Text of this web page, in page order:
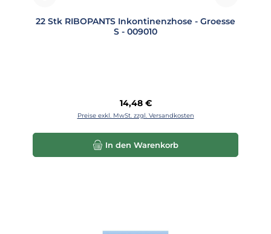
22 Stk RIBOPANTS Inkontinenzhose - Groesse
S - 009010
Regulärer Preis:
14,48 €
Preise exkl. MwSt. zzgl. Versandkosten
In den Warenkorb